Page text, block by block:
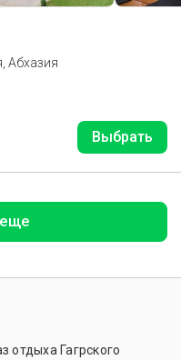
Абхазия
Выбрать
отдыха Гагрского